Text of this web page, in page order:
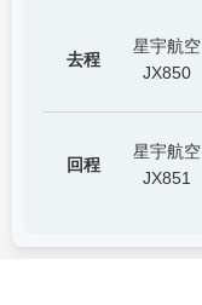
去程
星宇航空
JX850
回程
星宇航空
JX851